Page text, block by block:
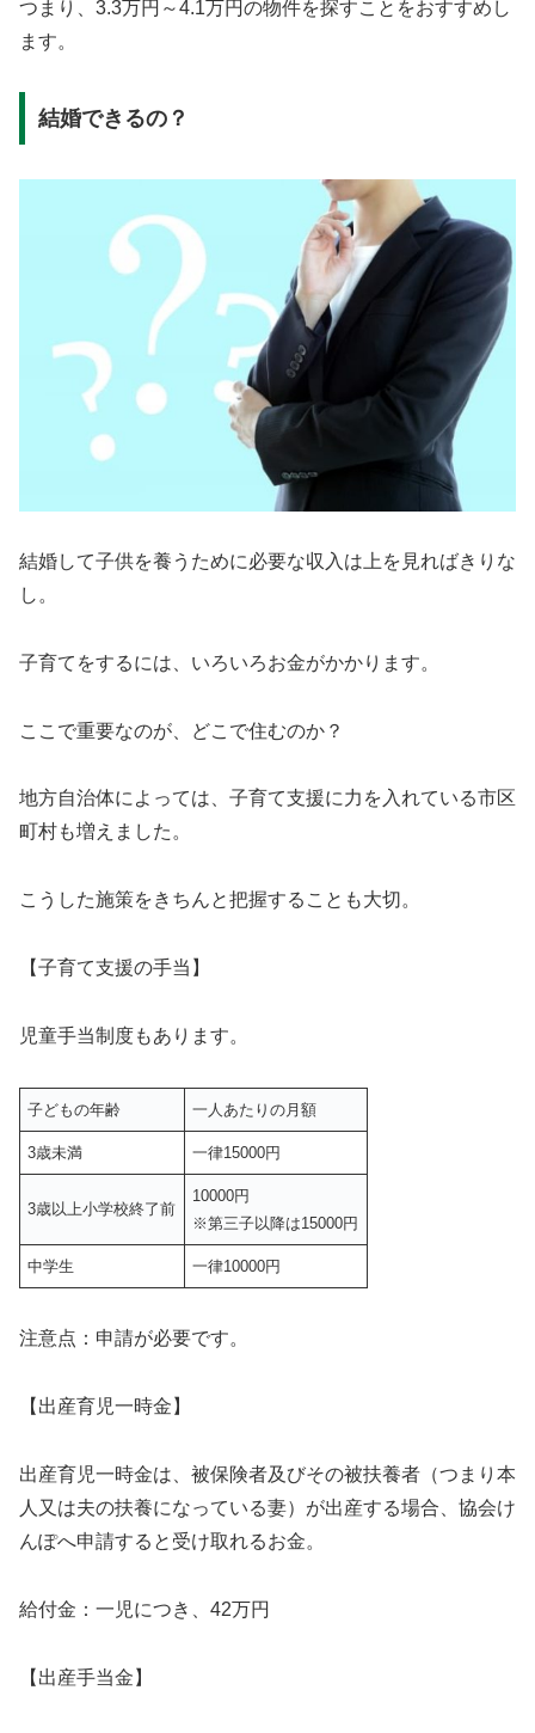
つまり、3.3万円～4.1万円の物件を探すことをおすすめし
ます。
結婚できるの？
結婚して子供を養うために必要な収入は上を見ればきりな
し。
子育てをするには、いろいろお金がかかります。
ここで重要なのが、どこで住むのか？
地方自治体によっては、子育て支援に力を入れている市区
町村も増えました。
こうした施策をきちんと把握することも大切。
【子育て支援の手当】
児童手当制度もあります。
子どもの年齢 一人あたりの月額
3歳未満 一律15000円
3歳以上小学校終了前
10000円
※第三子以降は15000円
中学生 一律10000円
注意点：申請が必要です。
【出産育児一時金】
出産育児一時金は、被保険者及びその被扶養者（つまり本
人又は夫の扶養になっている妻）が出産する場合、協会け
んぽへ申請すると受け取れるお金。
給付金：一児につき、42万円
【出産手当金】